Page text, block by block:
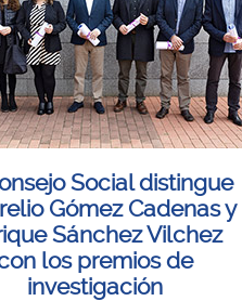
Social distingue
Gómez Cadenas y
Sánchez Vilchez
los premios de
investigación